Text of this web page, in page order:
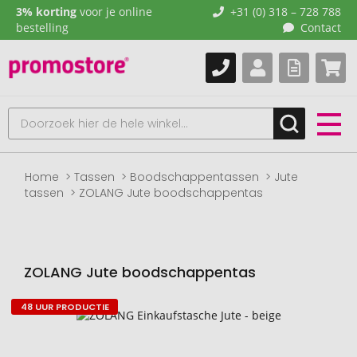
3% korting voor je online
bestelling
+31 (0) 318 – 728 788
Contact
Home Tassen Boodschappentassen
Jute
tassen
ZOLANG Jute boodschappentas
ZOLANG Jute boodschappentas
Naar
48 UUR PRODUCTIE